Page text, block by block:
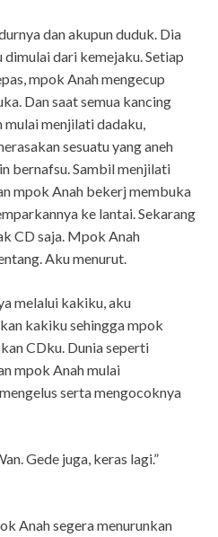
dan akupun duduk. Dia
dari kemejaku. Setiap
mpok Anah mengecup
Dan saat semua kancing
menjilati dadaku,
sesuatu yang aneh
bernafsu. Sambil menjilati
mpok Anah bekerj membuka
ke lantai. Sekarang
CD saja. Mpok Anah
Aku menurut.
melalui kakiku, aku
kakiku sehingga mpok
CDku. Dunia seperti
mpok Anah mulai
serta mengocoknya
Gede juga, keras lagi.”
Anah segera menurunkan